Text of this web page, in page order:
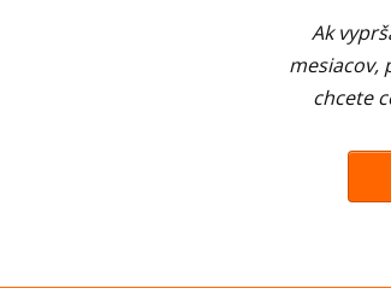
Ak
mesiacov,
chcete